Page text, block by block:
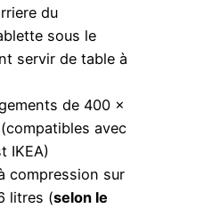
du
sous le
servir de table à
de 400 x
avec
IKEA)
compression sur
litres (selon le